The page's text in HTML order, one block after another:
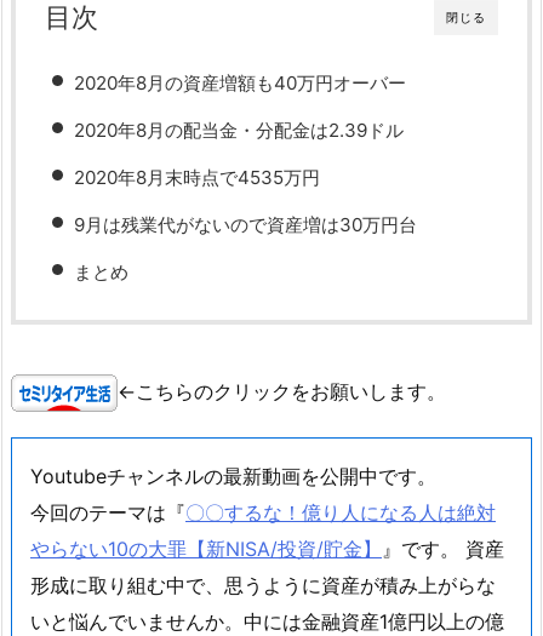
閉じる
目次
2020年8月の資産増額も40万円オーバー
2020年8月の配当金・分配金は2.39ドル
2020年8月末時点で4535万円
9月は残業代がないので資産増は30万円台
まとめ
←こちらのクリックをお願いします。
Youtubeチャンネルの最新動画を公開中です。
今回のテーマは『〇〇するな！億り人になる人は絶対
やらない10の大罪【新NISA/投資/貯金】 』です。 資産
形成に取り組む中で、思うように資産が積み上がらな
いと悩んでいませんか。中には金融資産1億円以上の億